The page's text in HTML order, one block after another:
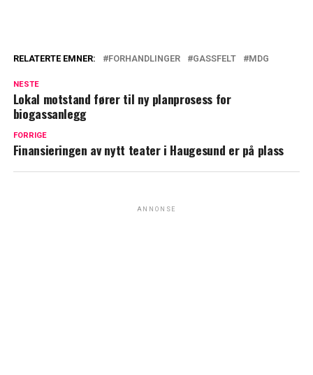
RELATERTE EMNER: FORHANDLINGER GASSFELT MDG
NESTE
Lokal motstand fører til ny planprosess for
biogassanlegg
FORRIGE
Finansieringen av nytt teater i Haugesund er på plass
ANNONSE